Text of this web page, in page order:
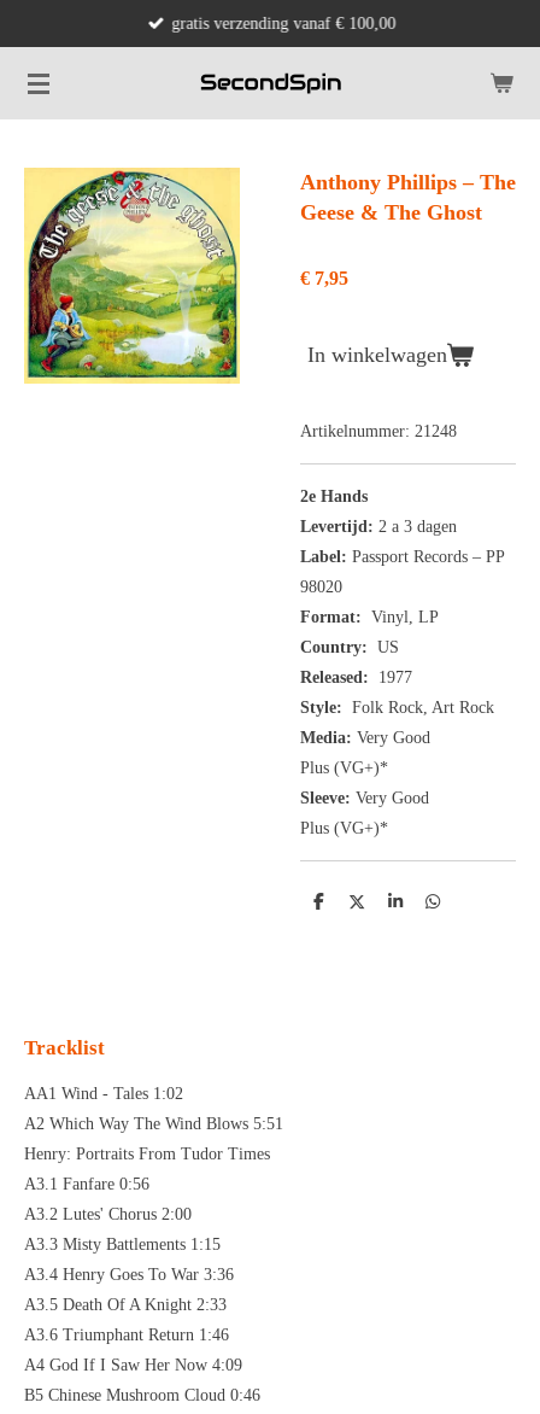
naar
de
gratis verzending vanaf € 100,00
Anthony Phillips – The
Geese & The Ghost
€ 7,95
In winkelwagen
Artikelnummer: 21248
2e Hands
Levertijd: 2 a 3 dagen
Label: Passport Records – PP
98020
Format: Vinyl, LP
Country: US
Released: 1977
Style: Folk Rock, Art Rock
Media: Very Good
Plus (VG+)*
Sleeve: Very Good
Plus (VG+)*
D
D
S
D
Tracklist
AA1 Wind - Tales 1:02
A2 Which Way The Wind Blows 5:51
Henry: Portraits From Tudor Times
A3.1 Fanfare 0:56
A3.2 Lutes' Chorus 2:00
A3.3 Misty Battlements 1:15
A3.4 Henry Goes To War 3:36
A3.5 Death Of A Knight 2:33
A3.6 Triumphant Return 1:46
A4 God If I Saw Her Now 4:09
B5 Chinese Mushroom Cloud 0:46